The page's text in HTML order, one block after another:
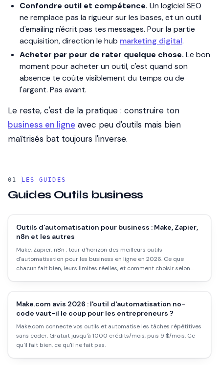
Confondre outil et compétence. Un logiciel SEO
ne remplace pas la rigueur sur les bases, et un outil
d'emailing n'écrit pas tes messages. Pour la partie
acquisition, direction le hub marketing digital.
Acheter par peur de rater quelque chose. Le bon
moment pour acheter un outil, c'est quand son
absence te coûte visiblement du temps ou de
l'argent. Pas avant.
Le reste, c'est de la pratique : construire ton
business en ligne avec peu d'outils mais bien
maîtrisés bat toujours l'inverse.
LES GUIDES
Guides Outils business
Outils d'automatisation pour business : Make, Zapier,
n8n et les autres
Make, Zapier, n8n : tour d'horizon des meilleurs outils
d'automatisation pour les business en ligne en 2026. Ce que
chacun fait bien, leurs limites réelles, et comment choisir selon
Make.com avis 2026 : l'outil d'automatisation no-
code vaut-il le coup pour les entrepreneurs ?
Make.com connecte vos outils et automatise les tâches répétitives
sans coder. Gratuit jusqu'à 1000 crédits/mois, puis 9 $/mois. Ce
qu'il fait bien, ce qu'il ne fait pas.